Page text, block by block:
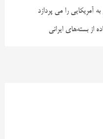
آمریکایی را می پردازد
از بسته‌های ایرانی